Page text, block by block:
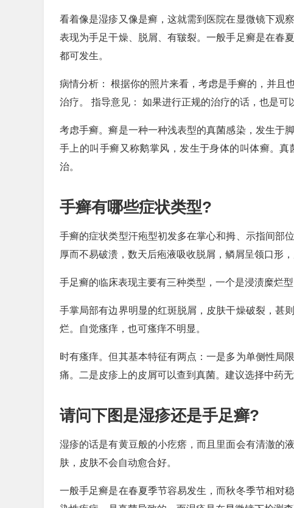
看着像是湿疹又像是癣，这就需到医院在显微镜下观
表现为手足干燥、脱屑、有皲裂。一般手足癣是在春
都可发生。
病情分析： 根据你的照片来看，考虑是手癣的，并且
治疗。 指导意见： 如果进行正规的治疗的话，也是可
考虑手癣。癣是一种一种浅表型的真菌感染，发生于
手上的叫手癣又称鹅掌风，发生于身体的叫体癣。
治。
手癣有哪些症状类型?
手癣的症状类型汗疱型初发多在掌心和拇、示指间部
厚而不易破溃，数天后疱液吸收脱屑，鳞屑呈领口形
手足癣的临床表现主要有三种类型，一个是浸渍糜烂
手掌局部有边界明显的红斑脱屑，皮肤干燥破裂，甚
烂。自觉瘙痒，也可瘙痒不明显。
时有瘙痒。但其基本特征有两点：一是多为单侧性局
痛。二是皮疹上的皮屑可以查到真菌。建议选择中药
请问下图是湿疹还是手足癣?
湿疹的话是有黄豆般的小疙瘩，而且里面会有清澈的
肤，皮肤不会自动愈合好。
一般手足癣是在春夏季节容易发生，而秋冬季节相对